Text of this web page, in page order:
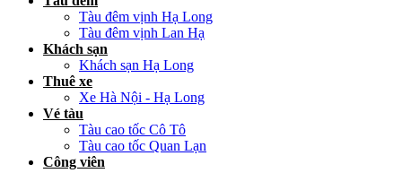
Tàu đêm vịnh Hạ Long
Tàu đêm vịnh Lan Hạ
Khách sạn
Khách sạn Hạ Long
Thuê xe
Xe Hà Nội - Hạ Long
Vé tàu
Tàu cao tốc Cô Tô
Tàu cao tốc Quan Lạn
Công viên